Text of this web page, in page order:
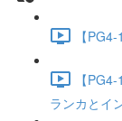
【
【
ランカとイ